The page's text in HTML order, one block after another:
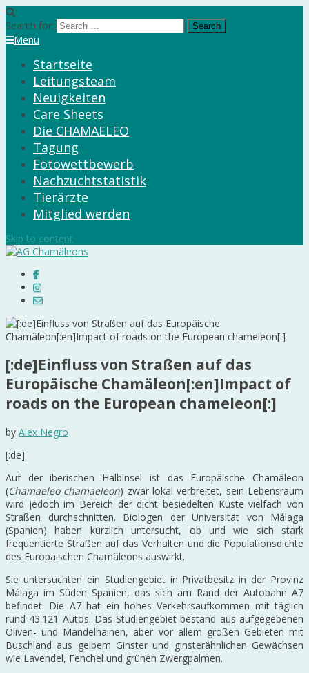
Search for:
Menu
Startseite
Leitungsteam
Neuigkeiten
Care Sheets
Die CHAMAELEO
Tagung
Fotowettbewerb
Nachzuchtstatistik
Tierärzte
Mitglied werden
Skip to content
[:de]Einfluss von Straßen auf das
Europäische Chamäleon[:en]Impact of
roads on the European chameleon[:]
by Alex Negro
[:de]
Auf der iberischen Halbinsel ist das Europäische Chamäleon
(Chamaeleo chamaeleon) zwar lokal verbreitet, sein Lebensraum
wird jedoch im Bereich der dicht besiedelten Küste vielfach von
Straßen durchschnitten. Biologen der Universität von Málaga
(Spanien) haben kürzlich untersucht, ob und wie sich stark
frequentierte Straßen auf das Verhalten und die Populationsdichte
des Europäischen Chamäleons auswirkt.
Sie untersuchten ein Studiengebiet in Privatbesitz in der Provinz
Málaga im Süden Spanien, das sich am Rand der Autobahn A7
befindet. Die A7 hat ein hohes Verkehrsaufkommen mit täglich
rund 43.121 Autos. Das Studiengebiet bestand aus aufgegebenen
Oliven- und Mandelhainen, aber vor allem großen Gebieten mit
Buschland aus gelbem Ginster und ginsterähnlichen Gewächsen
wie Lavendel, Fenchel und grünen Zwergpalmen.